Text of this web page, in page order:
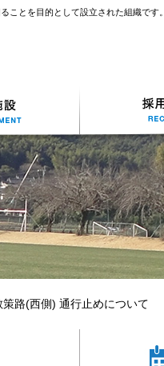
ことを目的として設立された組織です。
路(西側) 通行止めについて